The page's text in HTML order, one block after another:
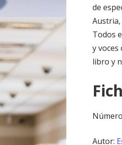
de
Austria,
Todos
y
libro y
Autor: